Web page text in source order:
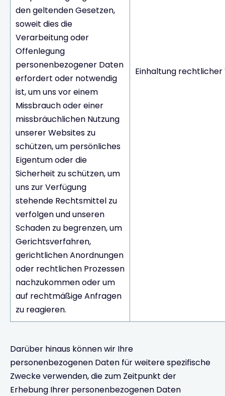
den geltenden Gesetzen,
soweit dies die
Verarbeitung oder
Offenlegung
personenbezogener Daten
erfordert oder notwendig
ist, um uns vor einem
Missbrauch oder einer
missbräuchlichen Nutzung
unserer Websites zu
schützen, um persönliches
Eigentum oder die
Sicherheit zu schützen, um
uns zur Verfügung
stehende Rechtsmittel zu
verfolgen und unseren
Schaden zu begrenzen, um
Gerichtsverfahren,
gerichtlichen Anordnungen
oder rechtlichen Prozessen
nachzukommen oder um
auf rechtmäßige Anfragen
zu reagieren.
Einhaltung
Darüber hinaus können wir Ihre
personenbezogenen Daten für weitere spezifische
Zwecke verwenden, die zum Zeitpunkt der
Erhebung Ihrer personenbezogenen Daten